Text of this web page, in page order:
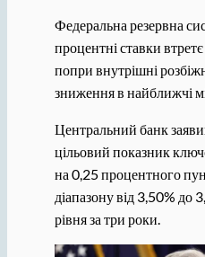
Федеральна резервна
процентні ставки
попри внутрішні
зниження в найближчі
Центральний банк
цільовий показник
на 0,25 процентного
діапазону від 3,50%
рівня за три роки.